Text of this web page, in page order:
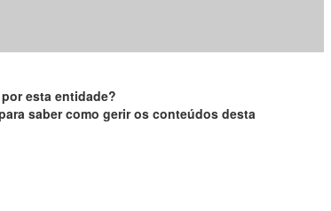
esta entidade?
saber como gerir os conteúdos desta